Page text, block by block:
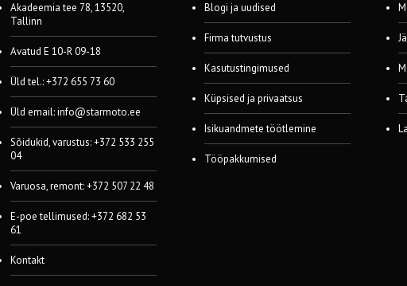
Akadeemia tee 78, 13520,
Tallinn
Avatud E 10-R 09-18
Üld tel.: +372 655 73 60
Üld email:info@starmoto.ee
Sõidukid, varustus: +372 533 255
04
Varuosa, remont: +372 507 22 48
E-poe tellimused: +372 682 53
61
Kontakt
Blogi ja uudised
Firma tutvustus
Kasutustingimused
Küpsised ja privaatsus
Isikuandmete töötlemine
Tööpakkumised